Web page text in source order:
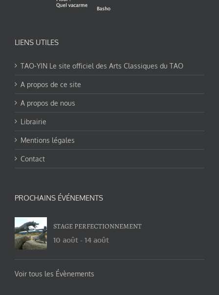
LIENS UTILES
TAO-YIN Le site officiel des Arts Classiques du TAO
A propos de ce site
A propos de nous
Librairie
Mentions légales
Contact
PROCHAINS ÉVÉNEMENTS
STAGE PERFECTIONNEMENT
10 août - 14 août
Voir tous les Évènements